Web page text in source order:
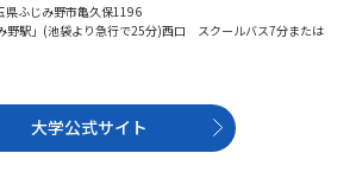
発見
ふじみ野市亀久保1196
野駅」(池袋より急行で25分)西口 スクールバス7分または
大学公式サイト